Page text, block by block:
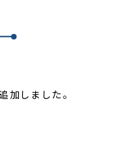
しました。